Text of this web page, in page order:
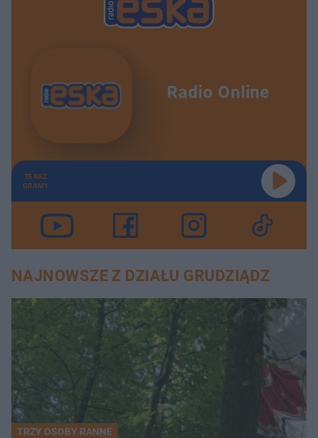
Radio Online
TERAZ
GRAMY
NAJNOWSZE Z DZIAŁU GRUDZIĄDZ
TRZY OSOBY RANNE